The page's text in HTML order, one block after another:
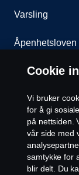
Varsling
Åpenhetsloven
Etiske
Cookie-
Cookie
Vi bruker
for å gi
på nettsiden.
vår side med
samtykke for
blir delt. Du